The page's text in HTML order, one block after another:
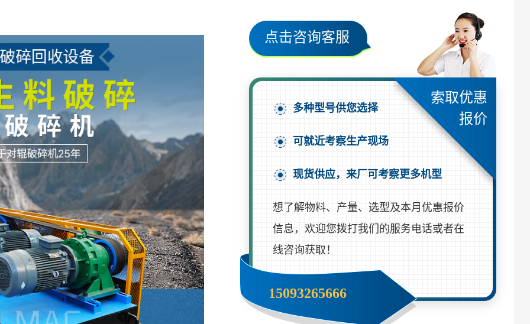
多种型号供您选择
可就近考察生产现场
现货供应，来厂可考察更多机型
想了解物料、产量、选型及本月优惠报价
信息，欢迎您拨打我们的服务电话或者在
线咨询获取！
点击咨询客服
索取优惠
报价
15093265666